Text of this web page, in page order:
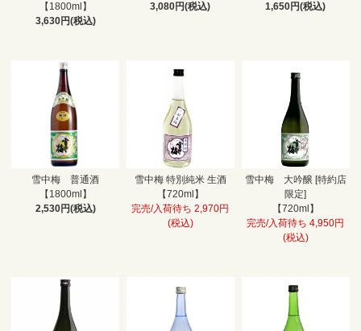
【1800ml】
3,630円(税込)
3,080円(税込)
1,650円(税込)
雪中梅 普通酒
【1800ml】
2,530円(税込)
雪中梅 特別純米 生酒
【720ml】
完売/入荷待ち 2,970円
(税込)
雪中梅 大吟醸 [特約店
限定]
【720ml】
完売/入荷待ち 4,950円
(税込)